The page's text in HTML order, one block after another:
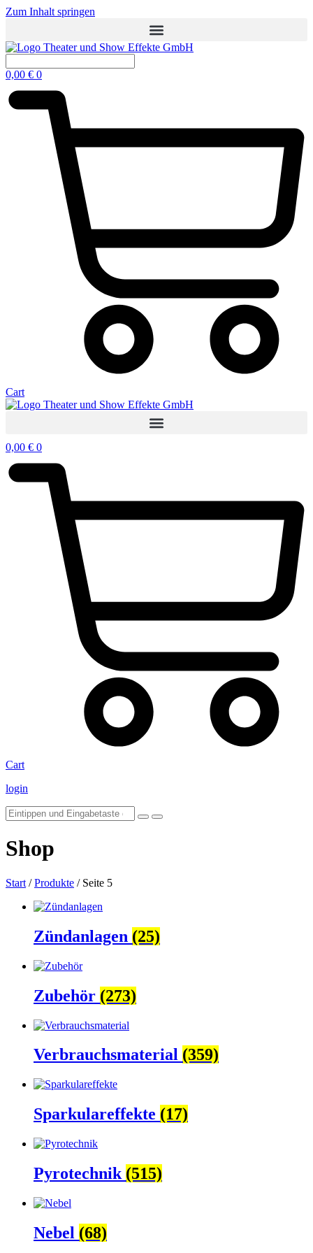
Zum Inhalt springen
0,00 € 0
Cart
0,00 € 0
Cart
login
Shop
Start /Produkte / Seite 5
Zündanlagen (25)
Zubehör (273)
Verbrauchsmaterial (359)
Sparkulareffekte (17)
Pyrotechnik (515)
Nebel (68)